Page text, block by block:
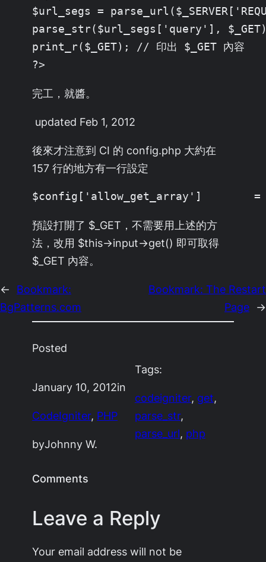
$url_segs =
parse_str($url_segs['query'],
print_r($_GET); // 印出 $_GET 內容
?>
完工，就醬。
updated Feb 1, 2012
後來才注意到 CI 的 config.php 大約在
157 行的地方有一行設定
$config['allow_get_array']        =
預設打開了 $_GET，不需要用上述的方
法，改用 $this->input->get() 即可取得
$_GET 內容。
←
Bookmark:
BgPatterns.com
Bookmark: The Restart
Page →
Posted
January 10, 2012in
CodeIgniter, PHP
byJohnny W.
Tags:
codeigniter, get
parse_str
parse_url, php
Comments
Leave a Reply
Your email address will not be